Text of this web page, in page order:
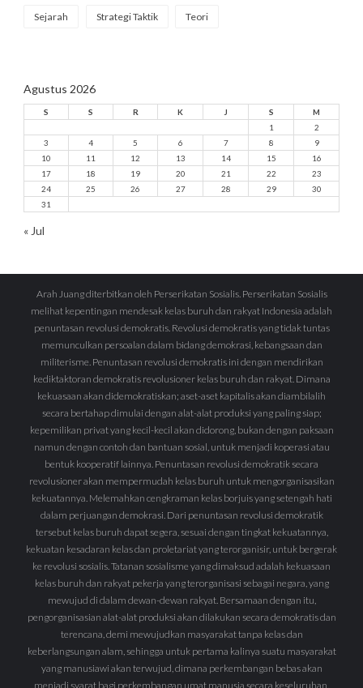
Sejarah Strategi Taktik Teori
Agustus 2026
S S R K J S
M
1
2
3
4 5 6 7 8
9
10
11 12 13 14 15
16
17
18 19 20 21 22
23
24
25 26 27 28 29
30
31
« Jul
Arah Juang diterbitkan oleh Perserikatan Sosialis. Perserikatan Sosialis
melihat kepentingan mendesak kelas buruh dan rakyat Indonesia adalah
penuntasan revolusi demokratis. Revolusi demokratis yang tidak tuntas
memunculkan persoalan dalam bidang demokrasi, kebangsaan dan
militerisme. Penuntasan revolusi demokratis ini dengan mendirikan
kediktaktoran demokratis revolusioner kelas buruh dan rakyat. Dimana
kekuasaan akan didemokratiskan; aset-aset kapitalis akan diambilalih
secara bertahap dimulai dengan alat-alat produksi yang paling siap;
kepemilikan privat yang kecil-kecil akan didorong, bukan dengan paksaan
namun dengan contoh dan bantuan sosial, untuk menjadi koperasi atau
bentuk kooperatif lainnya. Penuntasan revolusi demokratik secara
revolusioner akan mempermudah kelas buruh untuk mengorganisasikan
kekuatannya. Melemahkan cengkraman kelas borjuis yang setengah hati
dalam perjuangan demokrasi. Dari penuntasan revolusi demokratik
tersebut kelas buruh dapat segera, sesuai dengan tingkat kekuatannya,
kekuatan kesadaran kelas dan proletariat yang terorganisir, untuk bergerak
ke revolusi sosialis. Tatanan sosialisme yang dimaksud adalah kekuasaan
kelas buruh dan rakyat pekerja yang terorganisasi sebagai negara, yang
mewujud di dalam dewan-dewan rakyat. Bersamaan dengan itu,
pengorganisasian alat-alat produksi akan dilakukan secara demokratis dan
terencana, demi mewujudkan masyarakat tanpa kelas dan
keberlangsungan alam, sehingga untuk pertama kalinya suatu masyarakat
yang manusiawi akan terwujud, dimana perkembangan bebas akan
menjadi syarat bagi perkembangan umat manusia secara keseluruhan.